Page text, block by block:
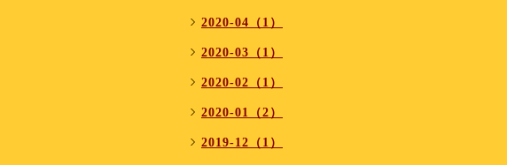
2020-04（1）
2020-03（1）
2020-02（1）
2020-01（2）
2019-12（1）